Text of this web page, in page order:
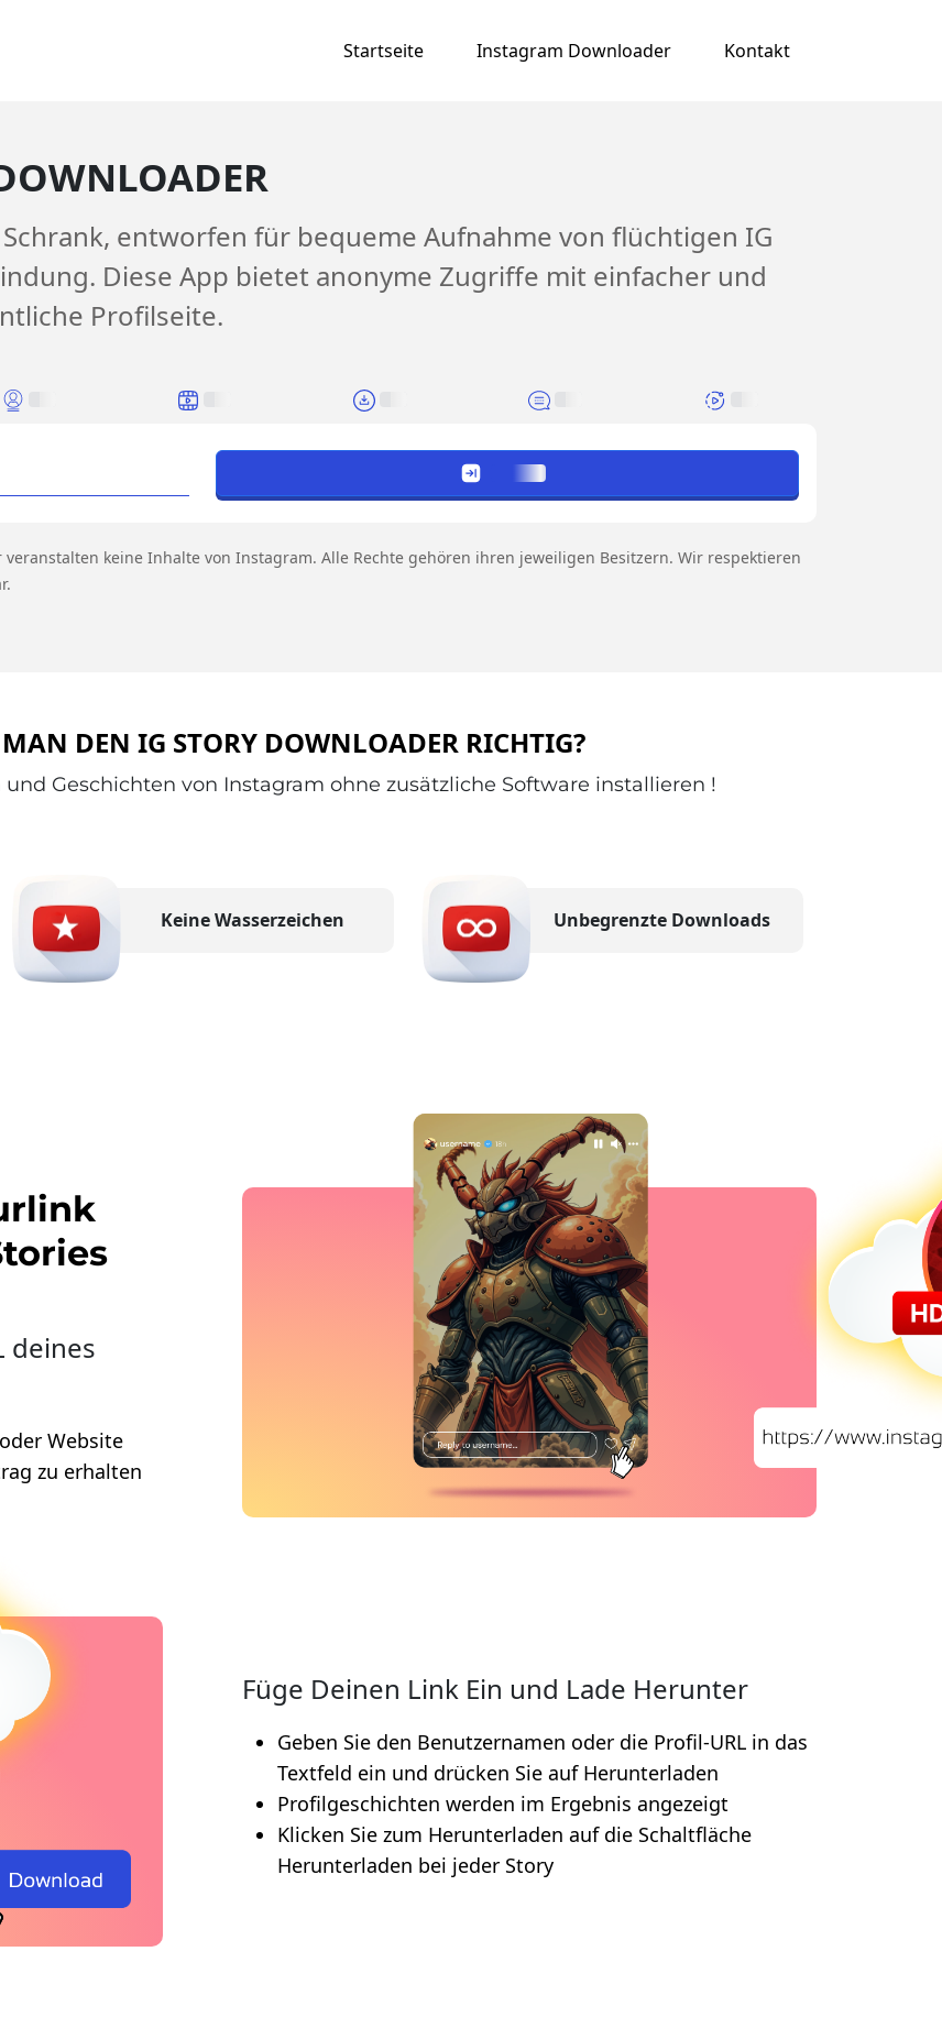
Startseite Instagram Downloader Kontakt
entworfen für bequeme Aufnahme von flüchtigen IG
Diese App bietet anonyme Zugriffe mit einfacher und
Profilseite.
keine Inhalte von Instagram. Alle Rechte gehören ihren jeweiligen Besitzern. Wir respektieren
DEN IG STORY DOWNLOADER RICHTIG?
Geschichten von Instagram ohne zusätzliche Software installieren !
Keine Wasserzeichen Unbegrenzte Downloads
deines
Website
zu erhalten
Füge Deinen Link Ein und Lade Herunter
Geben Sie den Benutzernamen oder die Profil-URL in das
Textfeld ein und drücken Sie auf Herunterladen
Profilgeschichten werden im Ergebnis angezeigt
Klicken Sie zum Herunterladen auf die Schaltfläche
Herunterladen bei jeder Story